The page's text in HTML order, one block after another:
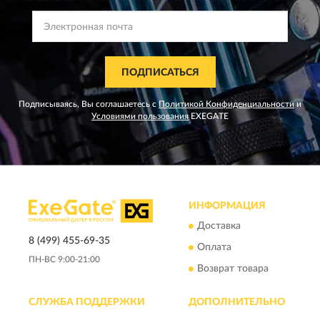
ПОДПИСАТЬСЯ
Подписываясь, Вы соглашаетесь сПолитикой Конфиденциальности и
Условиями пользованияEXEGATE
8 (499) 455-69-35
ПН-ВС 9:00-21:00
ИНФОРМАЦИЯ
Доставка
Оплата
Возврат товара
СЛУЖБА ПОДДЕРЖКИ ДОПОЛНИТЕЛЬНО